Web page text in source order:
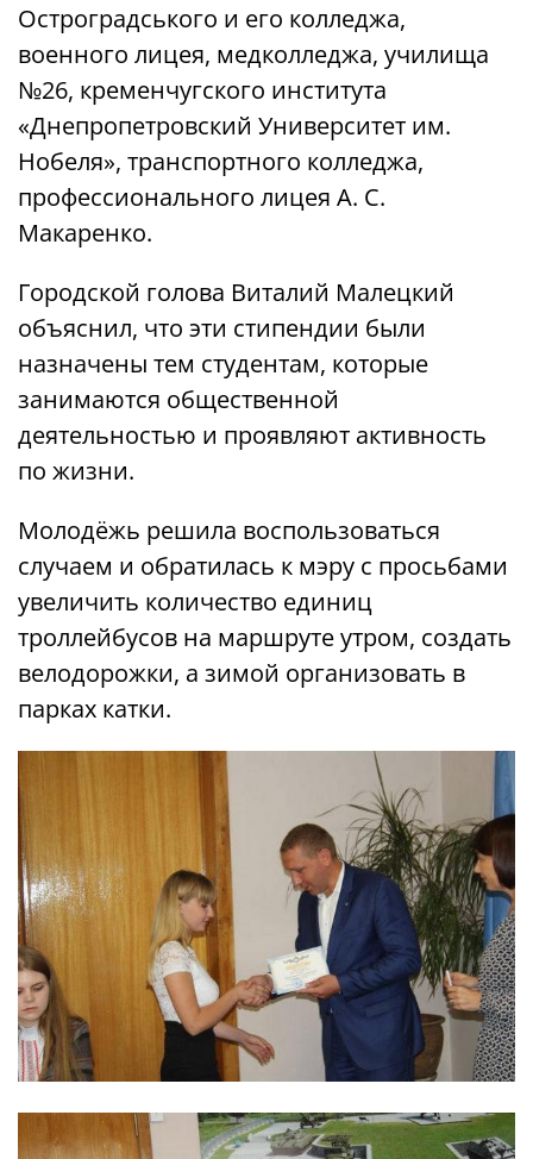
Остроградського и его колледжа,
военного лицея, медколледжа, училища
№26, кременчугского института
«Днепропетровский Университет им.
Нобеля», транспортного колледжа,
профессионального лицея А. С.
Макаренко.
Городской голова Виталий Малецкий
объяснил, что эти стипендии были
назначены тем студентам, которые
занимаются общественной
деятельностью и проявляют активность
по жизни.
Молодёжь решила воспользоваться
случаем и обратилась к мэру с просьбами
увеличить количество единиц
троллейбусов на маршруте утром, создать
велодорожки, а зимой организовать в
парках катки.